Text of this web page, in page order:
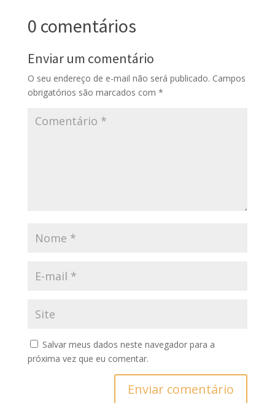
0 comentários
Enviar um comentário
O seu endereço de e-mail não será publicado. Campos
obrigatórios são marcados com *
Salvar meus dados neste navegador para a
próxima vez que eu comentar.
Enviar comentário